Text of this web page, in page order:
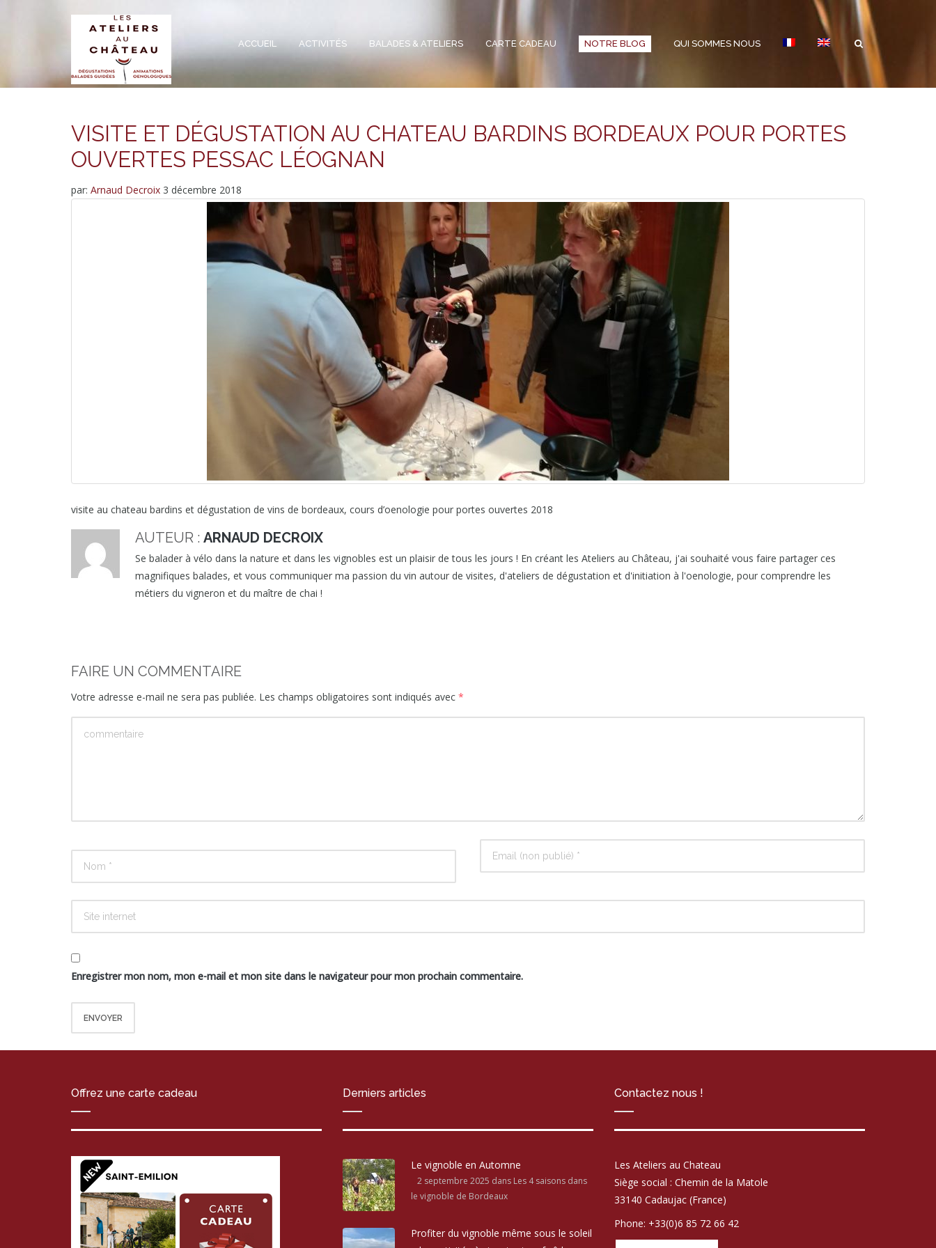
ACCUEIL ACTIVITÉS BALADES & ATELIERS CARTE CADEAU NOTRE BLOG QUI SOMMES NOUS
VISITE ET DÉGUSTATION AU CHATEAU BARDINS BORDEAUX POUR PORTES
OUVERTES PESSAC LÉOGNAN
par: Arnaud Decroix 3 décembre 2018
visite au chateau bardins et dégustation de vins de bordeaux, cours d’oenologie pour portes ouvertes 2018
AUTEUR : ARNAUD DECROIX
Se balader à vélo dans la nature et dans les vignobles est un plaisir de tous les jours ! En créant les Ateliers au Château, j'ai souhaité vous faire partager ces
magnifiques balades, et vous communiquer ma passion du vin autour de visites, d'ateliers de dégustation et d'initiation à l'oenologie, pour comprendre les
métiers du vigneron et du maître de chai !
FAIRE UN COMMENTAIRE
Votre adresse e-mail ne sera pas publiée. Les champs obligatoires sont indiqués avec *
Enregistrer mon nom, mon e-mail et mon site dans le navigateur pour mon prochain commentaire.
Offrez une carte cadeau Derniers articles
Le vignoble en Automne
2 septembre 2025 dans Les 4 saisons dans
le vignoble de Bordeaux
Profiter du vignoble même sous le soleil
Contactez nous !
Les Ateliers au Chateau
Siège social : Chemin de la Matole
33140 Cadaujac (France)
Phone: +33(0)6 85 72 66 42